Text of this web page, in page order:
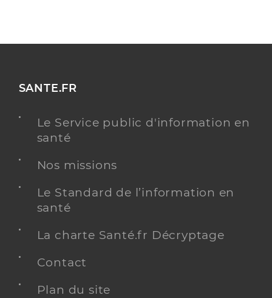
SANTE.FR
Le Service public d'information en
santé
Nos missions
Le Standard de l’information en
santé
La charte Santé.fr Décryptage
Contact
Plan du site